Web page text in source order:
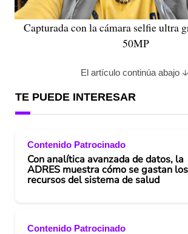
Capturada con la cámara selfie ultra
50MP
El artículo continúa abajo
TE PUEDE INTERESAR
Contenido Patrocinado
Con analítica avanzada de datos, la
ADRES muestra cómo se gastan los
recursos del sistema de salud
Contenido Patrocinado